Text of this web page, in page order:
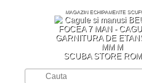
MAGAZIN ECHIPAMENTE
SCUBA STORE